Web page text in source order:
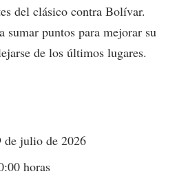
del clásico contra Bolívar.
sumar puntos para mejorar su
de los últimos lugares.
de julio de 2026
horas